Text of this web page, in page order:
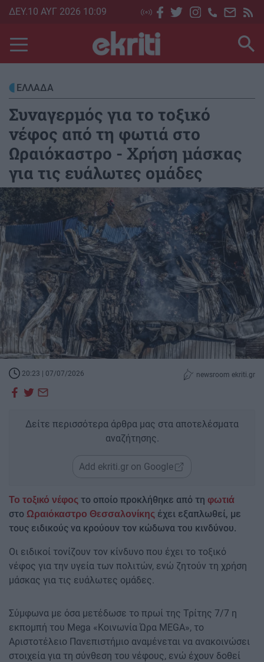
Skip
main
content
ΔΕΥ.10 ΑΥΓ 2026 10:09
ΕΛΛΑΔΑ
Συναγερμός για το τοξικό
νέφος από τη φωτιά στο
Ωραιόκαστρο - Χρήση μάσκας
για τις ευάλωτες ομάδες
20:23 | 07/07/2026 newsroom ekriti.gr
Δείτε περισσότερα άρθρα μας στα αποτελέσματα
αναζήτησης.
Add ekriti.gr on Google
Το τοξικό νέφος το οποίο προκλήθηκε από τη φωτιά
στο Ωραιόκαστρο Θεσσαλονίκης έχει εξαπλωθεί, με
τους ειδικούς να κρούουν τον κώδωνα του κινδύνου.
Οι ειδικοί τονίζουν τον κίνδυνο που έχει το τοξικό
νέφος για την υγεία των πολιτών, ενώ ζητούν τη χρήση
μάσκας για τις ευάλωτες ομάδες.
Σύμφωνα με όσα μετέδωσε το πρωί της Τρίτης 7/7 η
εκπομπή του Mega «Κοινωνία Ώρα MEGA», το
Αριστοτέλειο Πανεπιστήμιο αναμένεται να ανακοινώσει
στοιχεία για τη σύνθεση του νέφους, ενώ έχουν δοθεί